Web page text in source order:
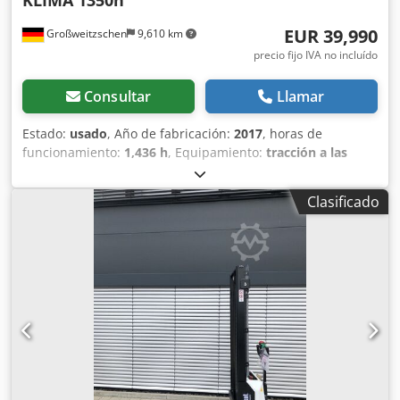
Großweitzschen 9,610 km EUR 39,990
precio fijo IVA no incluído
Consultar Llamar
Estado: usado, Año de fabricación: 2017, horas de
funcionamiento: 1,436 h, Equipamiento: tracción a las
, Ofrecemos una máquina E85 poco común,
no procedente de una empresa de construcción pequeña,
con aire acondicionado. * BRAZO EXTENDIBLE con
PINZA/DEDO * Pala hidráulica para excavación, disponible
como opción, en stock con un precio adicional justo. *
Procedente de una empresa de construcción pequeña.
Chjdpjzr Avvsfx Ad Sea * Modelo para el mercado alemán.
* Solo 1350 horas de funcionamiento. * Orugas de goma. *
Revisión general en 2025 en BOBCAT. * Motor diésel de 44
kW, fabricante Yanmar. * Tuberías para herramientas
adicionales. * Sistema de cambio rápido. * Faros
adicionales. * Estado de conservación excelente. ----Somos
un taller especializado en vehículos y maquinaria de
Clasificado